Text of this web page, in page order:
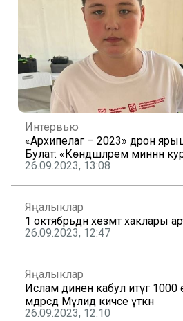
Интервью
«Архипелаг – 2023» дрон
Булат: «Көндәшләрем миннән
26.09.2023, 13:08
Яңалыклар
1 октябрьдән хезмәт хаклары
26.09.2023, 12:47
Яңалыклар
Ислам динен кабул итүгә 1000
мәдрәсәдә Мәүлид кичәсе үткән
26.09.2023, 12:10